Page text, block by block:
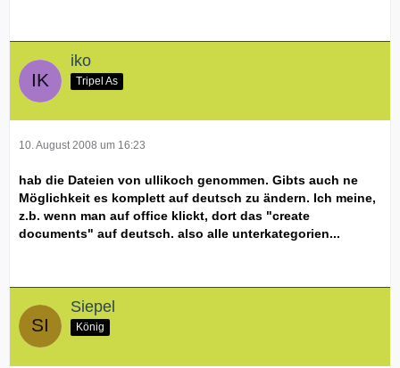
iko
Tripel As
10. August 2008 um 16:23
hab die Dateien von ullikoch genommen. Gibts auch ne
Möglichkeit es komplett auf deutsch zu ändern. Ich meine,
z.b. wenn man auf office klickt, dort das "create
documents" auf deutsch. also alle unterkategorien...
Siepel
König